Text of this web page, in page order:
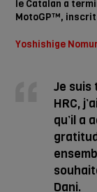
le Catalan a
MotoGP™, inscrit
Yoshishige
Je suis
HRC,
qu’il a
Dani.